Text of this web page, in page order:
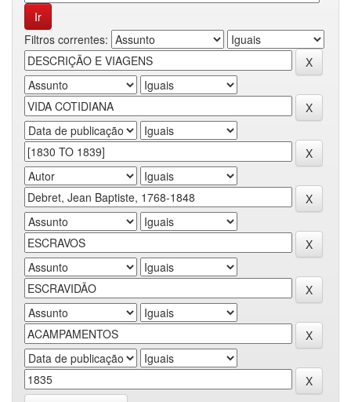
Filtros correntes: